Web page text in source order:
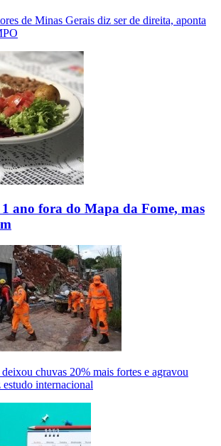
de Minas Gerais diz ser de direita, aponta
ano fora do Mapa da Fome, mas
chuvas 20% mais fortes e agravou
internacional